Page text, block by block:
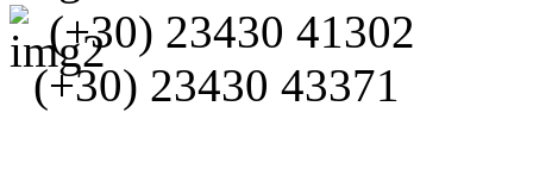
(+30) 23430 41302
(+30) 23430 43371